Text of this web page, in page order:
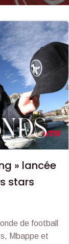
» lancée
stars
de football
Mbappe et